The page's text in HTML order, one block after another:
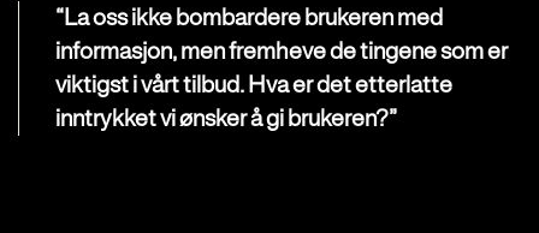
“La oss ikke bombardere brukeren med
informasjon, men fremheve de tingene som er
viktigst i vårt tilbud. Hva er det etterlatte
inntrykket vi ønsker å gi brukeren?”